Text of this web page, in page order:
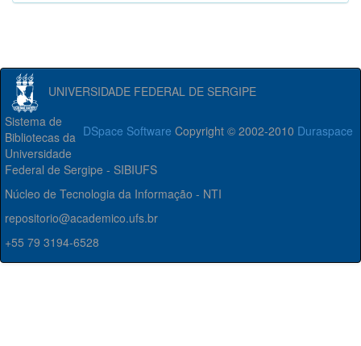
UNIVERSIDADE FEDERAL DE SERGIPE
DSpace Software Copyright © 2002-2010 Duraspace
Sistema de
Bibliotecas da
Universidade
Federal de Sergipe - SIBIUFS
Núcleo de Tecnologia da Informação - NTI
repositorio@academico.ufs.br
+55 79 3194-6528